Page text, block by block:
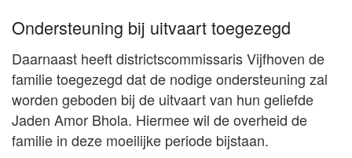
Ondersteuning bij uitvaart toegezegd
Daarnaast heeft districtscommissaris Vijfhoven de
familie toegezegd dat de nodige ondersteuning zal
worden geboden bij de uitvaart van hun geliefde
Jaden Amor Bhola. Hiermee wil de overheid de
familie in deze moeilijke periode bijstaan.